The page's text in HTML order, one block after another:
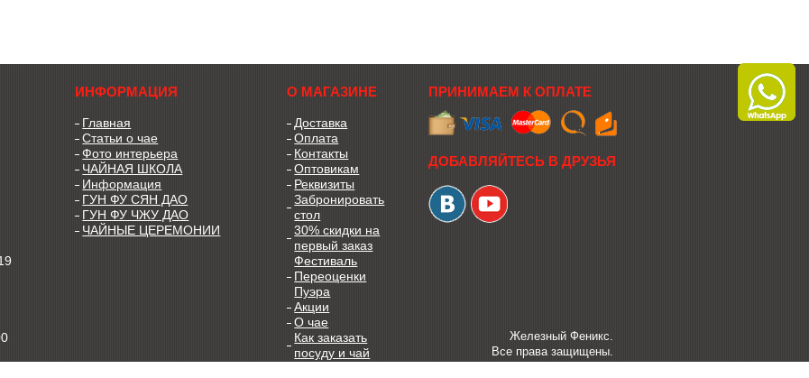
ИНФОРМАЦИЯ
Главная
Статьи о чае
Фото интерьера
ЧАЙНАЯ ШКОЛА
Информация
ГУН ФУ СЯН ДАО
ГУН ФУ ЧЖУ ДАО
ЧАЙНЫЕ ЦЕРЕМОНИИ
О МАГАЗИНЕ
Доставка
Оплата
Контакты
Оптовикам
Реквизиты
Забронировать
стол
30% скидки на
первый заказ
Фестиваль
Переоценки
Пуэра
Акции
О чае
Как заказать
посуду и чай
ПРИНИМАЕМ К ОПЛАТЕ
ДОБАВЛЯЙТЕСЬ В ДРУЗЬЯ
Железный Феникс.
Все права защищены.